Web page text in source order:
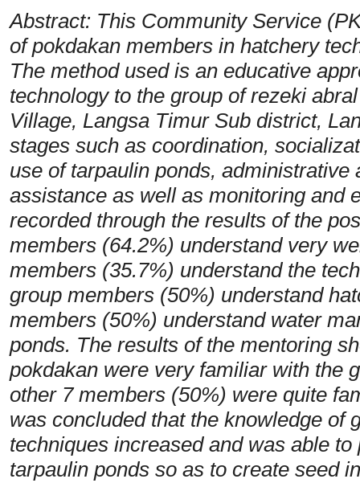
Abstract: This Community Service
of pokdakan members in hatchery
The method used is an educative
technology to the group of rezeki
Village, Langsa Timur Sub district,
stages such as coordination,
use of tarpaulin ponds,
assistance as well as monitoring and
recorded through the results of the
members (64.2%) understand very
members (35.7%) understand the
group members (50%) understand
members (50%) understand water
ponds. The results of the mentoring
pokdakan were very familiar with the
other 7 members (50%) were quite
was concluded that the knowledge of
techniques increased and was able
tarpaulin ponds so as to create seed